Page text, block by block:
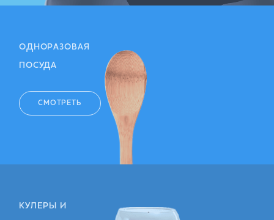
ОДНОРАЗОВАЯ
ПОСУДА
СМОТРЕТЬ
КУЛЕРЫ И